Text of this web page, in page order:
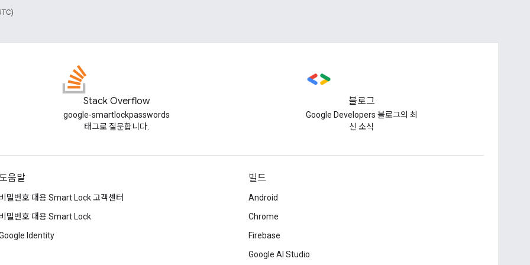
Stack Overflow
google-smartlockpasswords
태그로 질문합니다.
블로그
Google Developers 블로그의 최
신 소식
도움말
비밀번호 대용 Smart Lock 고객센터
비밀번호 대용 Smart Lock
Identity
빌드
Android
Chrome
Firebase
Google AI Studio